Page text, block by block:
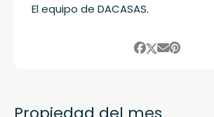
El equipo de DACASAS.